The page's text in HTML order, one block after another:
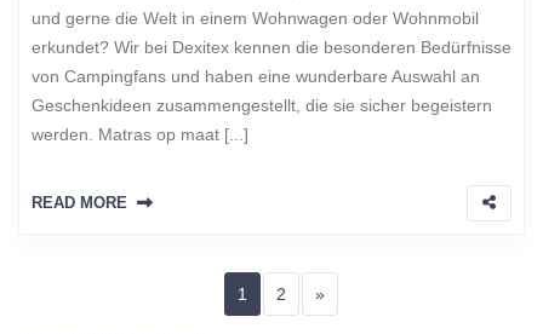
und gerne die Welt in einem Wohnwagen oder Wohnmobil
erkundet? Wir bei Dexitex kennen die besonderen Bedürfnisse
von Campingfans und haben eine wunderbare Auswahl an
Geschenkideen zusammengestellt, die sie sicher begeistern
werden. Matras op maat [...]
READ MORE
Seitennummerierung der
Page
1 Page
2 Next page
»